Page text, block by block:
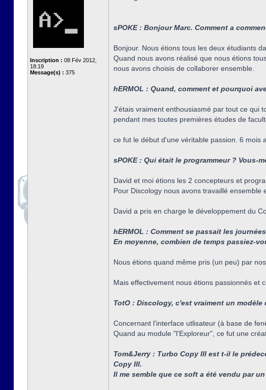
Inscription : 08 Fév 2012,
18:19
Message(s) : 375
sPOKE : Bonjour Marc. Comment a
Bonjour. Nous étions tous les deux étudiants
Quand nous avons réalisé que nous étions
nous avons choisis de collaborer ensemble.
hERMOL : Quand, comment et pourquoi
J'étais vraiment enthousiasmé par tout ce qui
pendant mes toutes premières études de
ce fut le début d'une véritable passion. 6 mois
sPOKE : Qui était le programmeur ? Vous-
David et moi étions les 2 concepteurs et
Pour Discology nous avons travaillé
David a pris en charge le développement du
hERMOL : Comment se passait les
En moyenne, combien de temps passiez-
Nous étions quand même pris (un peu) par
Mais effectivement nous étions passionnés et
TotO : Discology, c'est vraiment un
Concernant l'interface utlisateur (à base de
Quand au module "l'Exploreur", ce fut une
Tom&Jerry : Turbo Copy III est t-il le
Copy III.
Il me semble que ce soft a été vendu par